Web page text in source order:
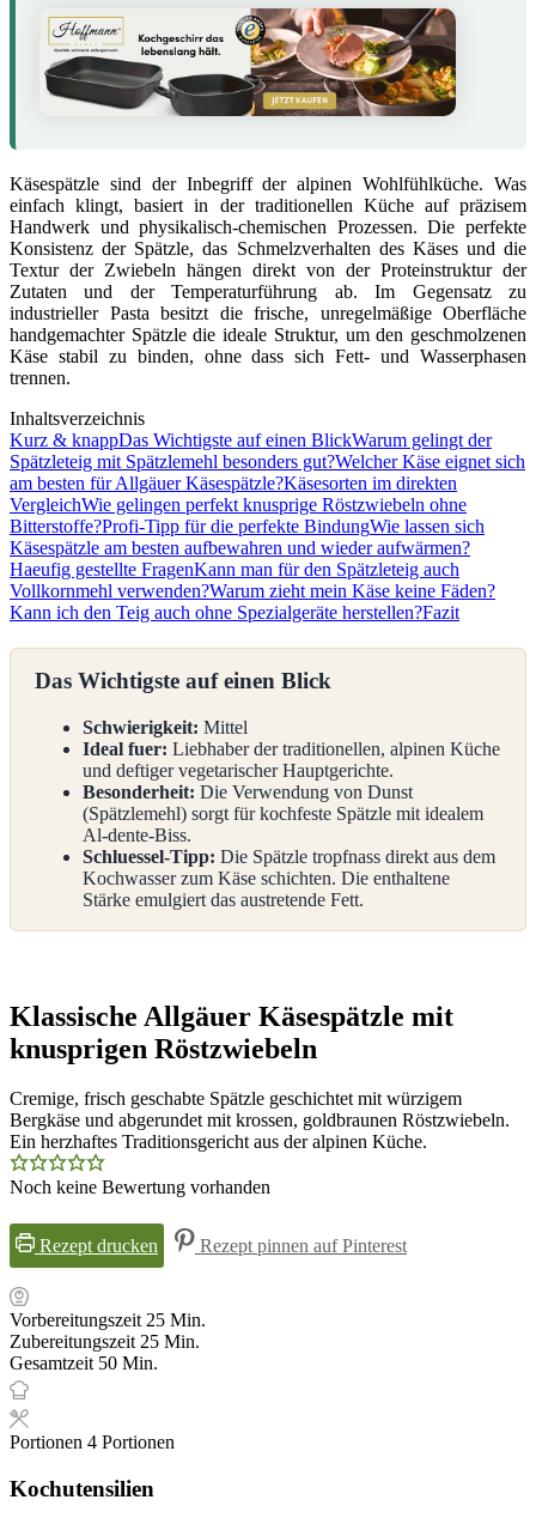
Käsespätzle sind der Inbegriff der alpinen Wohlfühlküche. Was
einfach klingt, basiert in der traditionellen Küche auf präzisem
Handwerk und physikalisch-chemischen Prozessen. Die perfekte
Konsistenz der Spätzle, das Schmelzverhalten des Käses und die
Textur der Zwiebeln hängen direkt von der Proteinstruktur der
Zutaten und der Temperaturführung ab. Im Gegensatz zu
industrieller Pasta besitzt die frische, unregelmäßige Oberfläche
handgemachter Spätzle die ideale Struktur, um den geschmolzenen
Käse stabil zu binden, ohne dass sich Fett- und Wasserphasen
trennen.
Inhaltsverzeichnis
Kurz & knappDas Wichtigste auf einen BlickWarum gelingt der
Spätzleteig mit Spätzlemehl besonders gut?Welcher Käse eignet sich
am besten für Allgäuer Käsespätzle?Käsesorten im direkten
VergleichWie gelingen perfekt knusprige Röstzwiebeln ohne
Bitterstoffe?Profi-Tipp für die perfekte BindungWie lassen sich
Käsespätzle am besten aufbewahren und wieder aufwärmen?
Haeufig gestellte FragenKann man für den Spätzleteig auch
Vollkornmehl verwenden?Warum zieht mein Käse keine Fäden?
Kann ich den Teig auch ohne Spezialgeräte herstellen?Fazit
Das Wichtigste auf einen Blick
Schwierigkeit: Mittel
Ideal fuer: Liebhaber der traditionellen, alpinen Küche
und deftiger vegetarischer Hauptgerichte.
Besonderheit: Die Verwendung von Dunst
(Spätzlemehl) sorgt für kochfeste Spätzle mit idealem
Al-dente-Biss.
Schluessel-Tipp: Die Spätzle tropfnass direkt aus dem
Kochwasser zum Käse schichten. Die enthaltene
Stärke emulgiert das austretende Fett.
Klassische Allgäuer Käsespätzle mit
knusprigen Röstzwiebeln
Cremige, frisch geschabte Spätzle geschichtet mit würzigem
Bergkäse und abgerundet mit krossen, goldbraunen Röstzwiebeln.
Ein herzhaftes Traditionsgericht aus der alpinen Küche.
Noch keine Bewertung vorhanden
Rezept drucken Rezept pinnen auf Pinterest
Vorbereitungszeit25Minuten
Min.
Zubereitungszeit25Minuten
Min.
Gesamtzeit 50Minuten
Min.
Portionen 4 Portionen
Kochutensilien